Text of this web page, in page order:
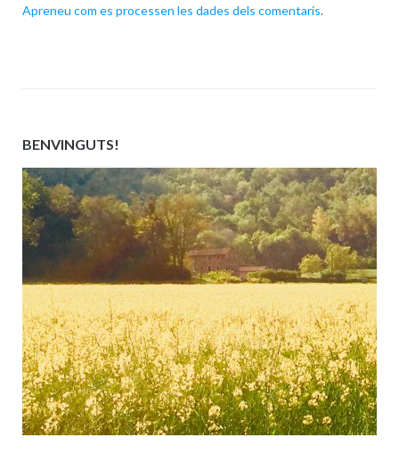
Apreneu com es processen les dades dels comentaris.
BENVINGUTS!